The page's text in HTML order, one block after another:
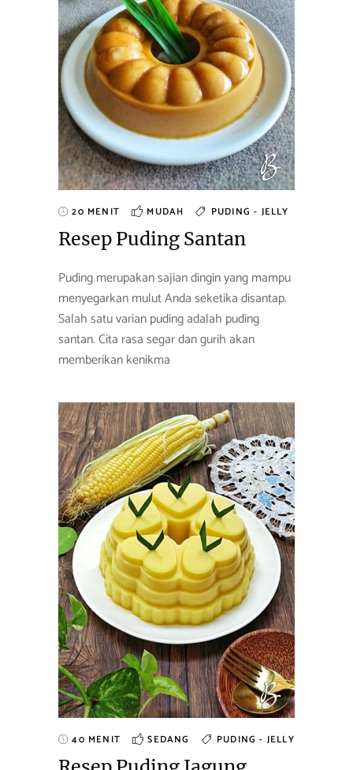
20 MENIT MUDAH PUDING - JELLY
Resep Puding Santan
Puding merupakan sajian dingin yang mampu
menyegarkan mulut Anda seketika disantap.
Salah satu varian puding adalah puding
santan. Cita rasa segar dan gurih akan
memberikan kenikma
40 MENIT SEDANG PUDING - JELLY